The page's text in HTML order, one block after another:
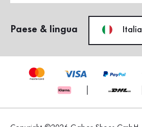
Paese & lingua Italia